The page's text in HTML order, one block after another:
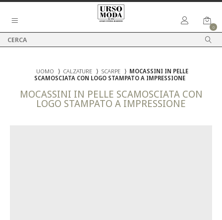
0
UOMO ⟩ CALZATURE ⟩ SCARPE ⟩ MOCASSINI IN PELLE
SCAMOSCIATA CON LOGO STAMPATO A IMPRESSIONE
MOCASSINI IN PELLE SCAMOSCIATA CON
LOGO STAMPATO A IMPRESSIONE